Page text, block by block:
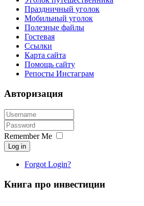
Праздничный уголок
Мобильный уголок
Полезные файлы
Гостевая
Ссылки
Карта сайта
Помощь сайту
Репосты Инстаграм
Авторизация
Remember Me
Log in
Forgot Login?
Книга про инвестиции